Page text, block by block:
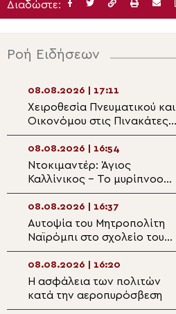
Διαδώστε:
Ροή Ειδήσεων
08.08.2026 | 17:11
Χειροθεσία Πνευματικού και
Οικονόμου στις Πινακάτες
Πηλίου
08.08.2026 | 16:54
Ντοκιμαντέρ: Άγιος
Καλλίνικος – Το μυρίπνοο
άνθος του Παραδείσου
08.08.2026 | 16:37
Αυτοψία του Μητροπολίτη
Ναϊρόμπι στο σχολείο του
Ewasu
08.08.2026 | 16:20
Η ασφάλεια των πολιτών
κατά την αεροπυρόσβεση